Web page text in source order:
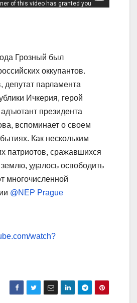
Грозный был
оккупантов.
депутат парламента
Ичкерия, герой
президента
вспоминает о своем
Как нескольким
патриотов, сражавшихся
удалось освободить
многочисленной
@NEP Prague
watch?